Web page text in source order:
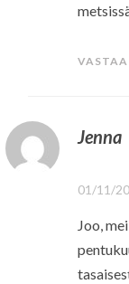
VASTAA
Jenna
01/11/
Joo,